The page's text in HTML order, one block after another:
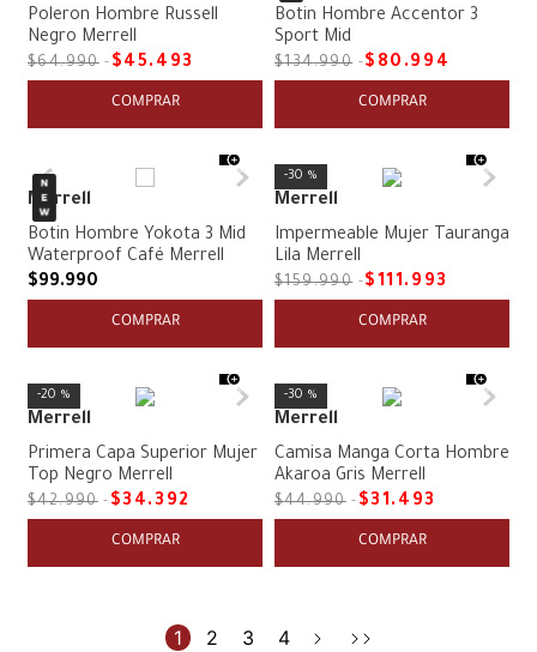
Poleron Hombre Russell
Negro Merrell
$64.990 $45. 493
COMPRAR
Botin Hombre Accentor 3
Sport Mid
$134.990 $ 80 .994
COMPRAR
Merrell
Botin Hombre Yokota 3 Mid
Waterproof Café Merrell
$99.990
COMPRAR
30 %
Merrell
Impermeable Mujer Tauranga
Lila Merrell
$159.990 $ 111. 993
COMPRAR
20 %
Merrell
Primera Capa Superior Mujer
Top Negro Merrell
$42.990 $34.392
COMPRAR
30 %
Merrell
Camisa Manga Corta Hombre
Akaroa Gris Merrell
$44.990 $31. 493
COMPRAR
1 2 3 4